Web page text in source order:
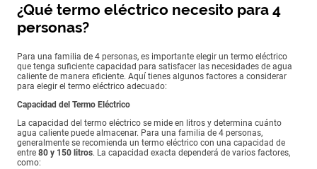
¿Qué termo eléctrico necesito para 4
personas?
Para una familia de 4 personas, es importante elegir un termo eléctrico
que tenga suficiente capacidad para satisfacer las necesidades de agua
caliente de manera eficiente. Aquí tienes algunos factores a considerar
para elegir el termo eléctrico adecuado:
Capacidad del Termo Eléctrico
La capacidad del termo eléctrico se mide en litros y determina cuánto
agua caliente puede almacenar. Para una familia de 4 personas,
generalmente se recomienda un termo eléctrico con una capacidad de
entre 80 y 150 litros. La capacidad exacta dependerá de varios factores,
como: